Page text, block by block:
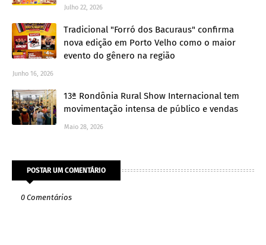
Julho 22, 2026
Tradicional "Forró dos Bacuraus" confirma
nova edição em Porto Velho como o maior
evento do gênero na região
Junho 16, 2026
13ª Rondônia Rural Show Internacional tem
movimentação intensa de público e vendas
Maio 28, 2026
POSTAR UM COMENTÁRIO
0 Comentários